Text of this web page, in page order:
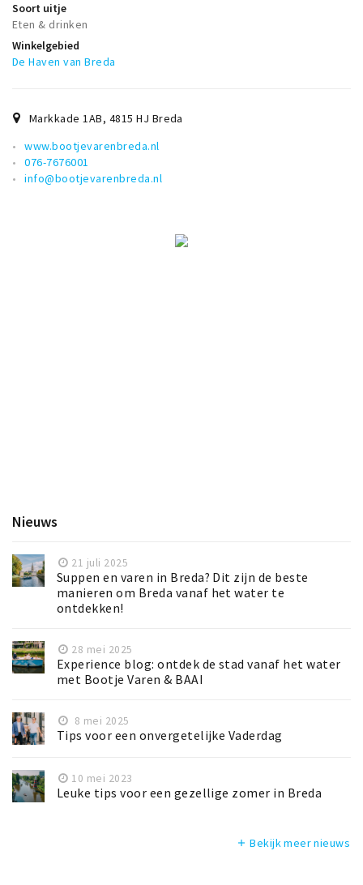
Soort uitje
Eten & drinken
Winkelgebied
De Haven van Breda
Markkade 1AB, 4815 HJ Breda
www.bootjevarenbreda.nl
076-7676001
info@bootjevarenbreda.nl
Nieuws
21 juli 2025
Suppen en varen in Breda? Dit zijn de beste
manieren om Breda vanaf het water te
ontdekken!
28 mei 2025
Experience blog: ontdek de stad vanaf het water
met Bootje Varen & BAAI
8 mei 2025
Tips voor een onvergetelijke Vaderdag
10 mei 2023
Leuke tips voor een gezellige zomer in Breda
add Bekijk meer nieuws